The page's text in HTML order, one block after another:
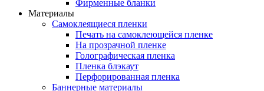
Фирменные бланки
Материалы
Самоклеящиеся пленки
Печать на самоклеющейся пленке
На прозрачной пленке
Голографическая пленка
Пленка блэкаут
Перфорированная пленка
Баннерные материалы